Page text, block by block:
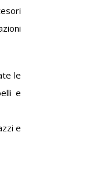
le
e
e